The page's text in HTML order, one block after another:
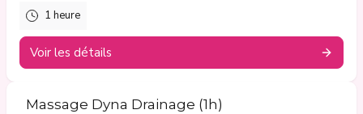
1 heure
Voir les détails
Massage Dyna Drainage (1h)